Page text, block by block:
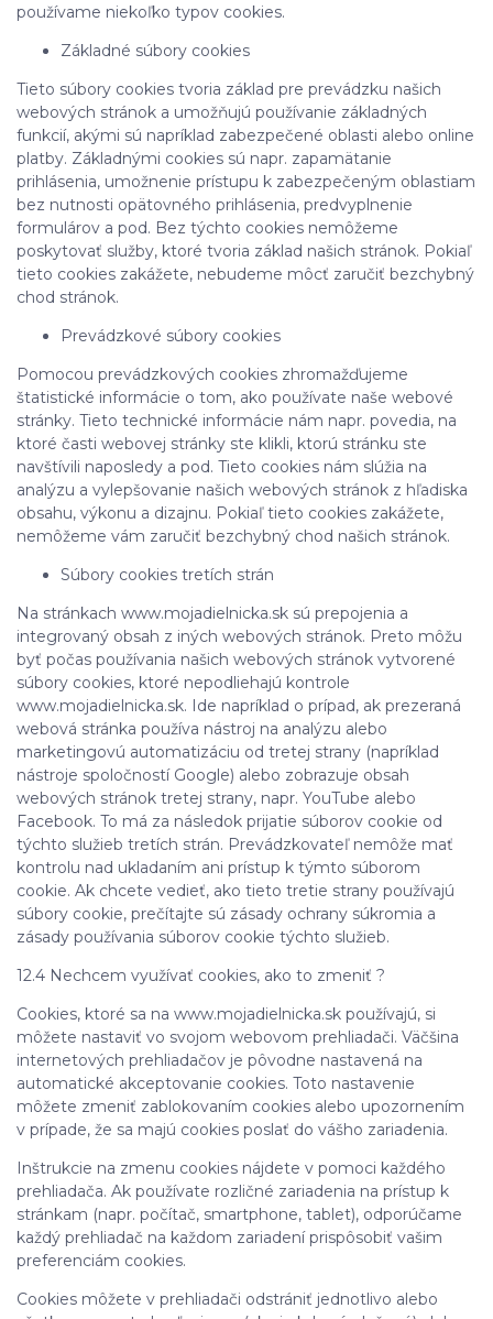
používame niekoľko typov cookies.
Základné súbory cookies
Tieto súbory cookies tvoria základ pre prevádzku našich
webových stránok a umožňujú používanie základných
funkcií, akými sú napríklad zabezpečené oblasti alebo online
platby. Základnými cookies sú napr. zapamätanie
prihlásenia, umožnenie prístupu k zabezpečeným oblastiam
bez nutnosti opätovného prihlásenia, predvyplnenie
formulárov a pod. Bez týchto cookies nemôžeme
poskytovať služby, ktoré tvoria základ našich stránok. Pokiaľ
tieto cookies zakážete, nebudeme môcť zaručiť bezchybný
chod stránok.
Prevádzkové súbory cookies
Pomocou prevádzkových cookies zhromažďujeme
štatistické informácie o tom, ako používate naše webové
stránky. Tieto technické informácie nám napr. povedia, na
ktoré časti webovej stránky ste klikli, ktorú stránku ste
navštívili naposledy a pod. Tieto cookies nám slúžia na
analýzu a vylepšovanie našich webových stránok z hľadiska
obsahu, výkonu a dizajnu. Pokiaľ tieto cookies zakážete,
nemôžeme vám zaručiť bezchybný chod našich stránok.
Súbory cookies tretích strán
Na stránkach www.mojadielnicka.sk sú prepojenia a
integrovaný obsah z iných webových stránok. Preto môžu
byť počas používania našich webových stránok vytvorené
súbory cookies, ktoré nepodliehajú kontrole
www.mojadielnicka.sk. Ide napríklad o prípad, ak prezeraná
webová stránka používa nástroj na analýzu alebo
marketingovú automatizáciu od tretej strany (napríklad
nástroje spoločností Google) alebo zobrazuje obsah
webových stránok tretej strany, napr. YouTube alebo
Facebook. To má za následok prijatie súborov cookie od
týchto služieb tretích strán. Prevádzkovateľ nemôže mať
kontrolu nad ukladaním ani prístup k týmto súborom
cookie. Ak chcete vedieť, ako tieto tretie strany používajú
súbory cookie, prečítajte sú zásady ochrany súkromia a
zásady používania súborov cookie týchto služieb.
12.4 Nechcem využívať cookies, ako to zmeniť ?
Cookies, ktoré sa na www.mojadielnicka.sk používajú, si
môžete nastaviť vo svojom webovom prehliadači. Väčšina
internetových prehliadačov je pôvodne nastavená na
automatické akceptovanie cookies. Toto nastavenie
môžete zmeniť zablokovaním cookies alebo upozornením
v prípade, že sa majú cookies poslať do vášho zariadenia.
Inštrukcie na zmenu cookies nájdete v pomoci každého
prehliadača. Ak používate rozličné zariadenia na prístup k
stránkam (napr. počítač, smartphone, tablet), odporúčame
každý prehliadač na každom zariadení prispôsobiť vašim
preferenciám cookies.
Cookies môžete v prehliadači odstrániť jednotlivo alebo